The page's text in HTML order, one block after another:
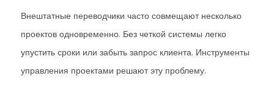
Внештатные переводчики часто совмещают несколько
проектов одновременно. Без четкой системы легко
упустить сроки или забыть запрос клиента. Инструменты
управления проектами решают эту проблему.